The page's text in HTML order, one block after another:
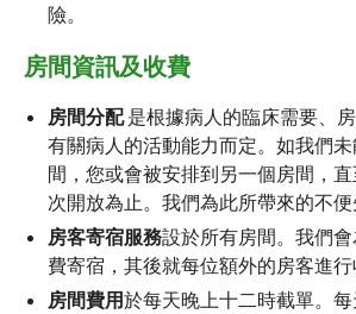
險。
房間資訊及收費
房間分配是根據病人的臨床需要、
有關病人的活動能力而定。如我們
間，您或會被安排到另一個房間，
次開放為止。我們為此所帶來的不便
房客寄宿服務設於所有房間。我們
費寄宿，其後就每位額外的房客進行
房間費用於每天晚上十二時截單。